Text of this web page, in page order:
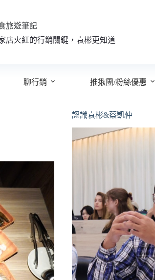
旅遊筆記
店火紅的行銷關鍵，袁彬更知道
聊行銷 推揪團/粉絲優惠
認識袁彬&蔡凱仲